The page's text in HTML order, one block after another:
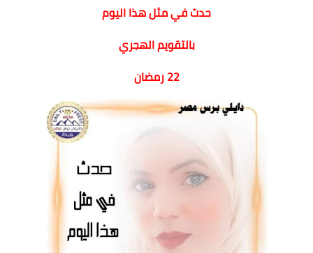
حدث في مثل هذا اليوم
بالتقويم الهجري
22 رمضان